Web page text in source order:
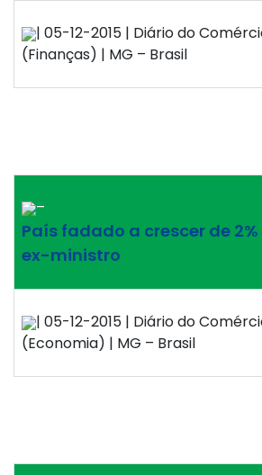
| 05-12-2015 | Diário do
(Finanças) | MG – Brasil
–
País fadado a crescer de
ex-ministro
| 05-12-2015 | Diário do
(Economia) | MG – Brasil